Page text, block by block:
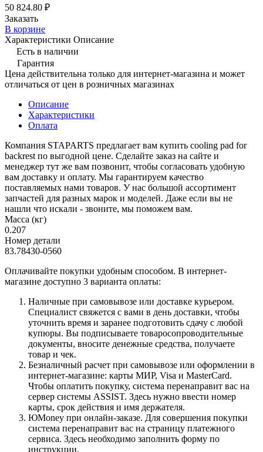
50 824.80 ₽
Заказать
В корзине
Характеристики Описание
Есть в наличии
Гарантия
Цена действительна только для интернет-магазина и может
отличаться от цен в розничных магазинах
Описание
Характеристики
Оплата
Компания STAPARTS предлагает вам купить cooling pad for
backrest по выгодной цене. Сделайте заказ на сайте и
менеджер тут же вам позвонит, чтобы согласовать удобную
вам доставку и оплату. Мы гарантируем качество
поставляемых нами товаров. У нас большой ассортимент
запчастей для разных марок и моделей. Даже если вы не
нашли что искали - звоните, мы поможем вам.
Масса (кг)
0.207
Номер детали
83.78430-0560
Оплачивайте покупки удобным способом. В интернет-
магазине доступно 3 варианта оплаты:
Наличные при самовывозе или доставке курьером.
Специалист свяжется с вами в день доставки, чтобы
уточнить время и заранее подготовить сдачу с любой
купюры. Вы подписываете товаросопроводительные
документы, вносите денежные средства, получаете
товар и чек.
Безналичный расчет при самовывозе или оформлении в
интернет-магазине: карты МИР, Visa и MasterCard.
Чтобы оплатить покупку, система перенаправит вас на
сервер системы ASSIST. Здесь нужно ввести номер
карты, срок действия и имя держателя.
ЮMoney при онлайн-заказе. Для совершения покупки
система перенаправит вас на страницу платежного
сервиса. Здесь необходимо заполнить форму по
инструкции.